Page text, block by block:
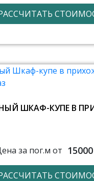
ШКАФ-КУПЕ В
за пог.м от 15000